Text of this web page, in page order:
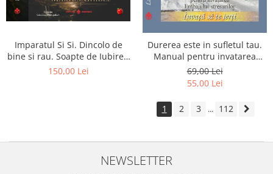
Imparatul Si Si. Dincolo de
bine si rau. Soapte de Iubire -
Invatatura tainica a Soarelui
150,00 Lei
Durerea este in sufletul tau.
Manual pentru invatarea
limbajului stresurilor Seria
Invata sa te Ierti Luule Viilma
69,00 Lei
55,00 Lei
1 2 3 ... 112
NEWSLETTER